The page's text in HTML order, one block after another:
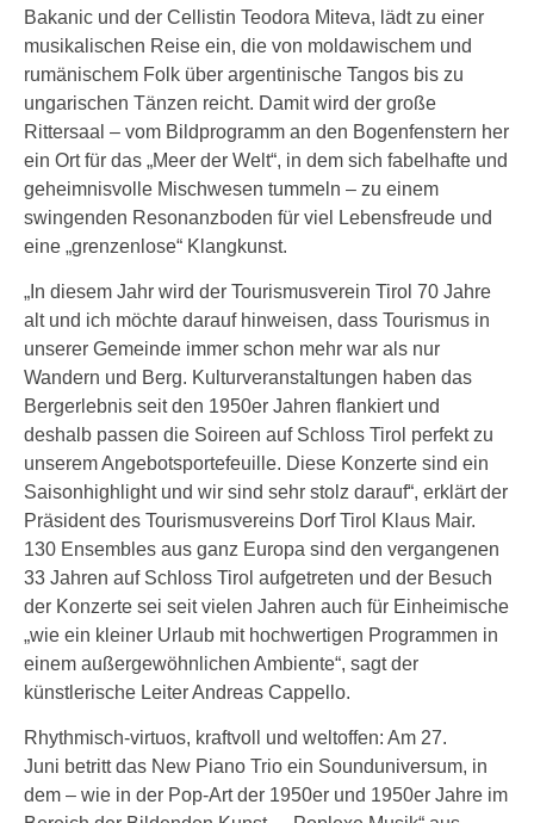
Bakanic und der Cellistin Teodora Miteva, lädt zu einer
musikalischen Reise ein, die von moldawischem und
rumänischem Folk über argentinische Tangos bis zu
ungarischen Tänzen reicht. Damit wird der große
Rittersaal – vom Bildprogramm an den Bogenfenstern her
ein Ort für das „Meer der Welt“, in dem sich fabelhafte und
geheimnisvolle Mischwesen tummeln – zu einem
swingenden Resonanzboden für viel Lebensfreude und
eine „grenzenlose“ Klangkunst.
„In diesem Jahr wird der Tourismusverein Tirol 70 Jahre
alt und ich möchte darauf hinweisen, dass Tourismus in
unserer Gemeinde immer schon mehr war als nur
Wandern und Berg. Kulturveranstaltungen haben das
Bergerlebnis seit den 1950er Jahren flankiert und
deshalb passen die Soireen auf Schloss Tirol perfekt zu
unserem Angebotsportefeuille. Diese Konzerte sind ein
Saisonhighlight und wir sind sehr stolz darauf“, erklärt der
Präsident des Tourismusvereins Dorf Tirol Klaus Mair.
130 Ensembles aus ganz Europa sind den vergangenen
33 Jahren auf Schloss Tirol aufgetreten und der Besuch
der Konzerte sei seit vielen Jahren auch für Einheimische
„wie ein kleiner Urlaub mit hochwertigen Programmen in
einem außergewöhnlichen Ambiente“, sagt der
künstlerische Leiter Andreas Cappello.
Rhythmisch-virtuos, kraftvoll und weltoffen: Am 27.
Juni betritt das New Piano Trio ein Sounduniversum, in
dem – wie in der Pop-Art der 1950er und 1950er Jahre im